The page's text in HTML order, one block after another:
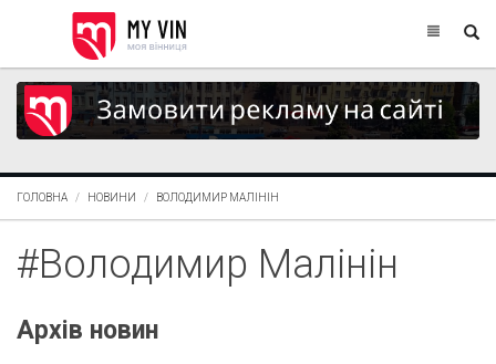
ГОЛОВНА НОВИНИ ВОЛОДИМИР МАЛІНІН
#Володимир Малінін
Архів новин